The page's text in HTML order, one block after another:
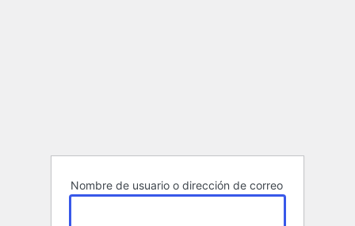
Nombre de usuario o dirección de correo